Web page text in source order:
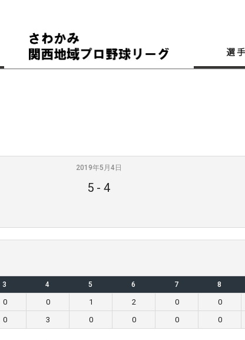
選
2019年5月4日
5 -4
3 4 5 6 7 8
0 0 1 2 0 0
0 3 0 0 0 0